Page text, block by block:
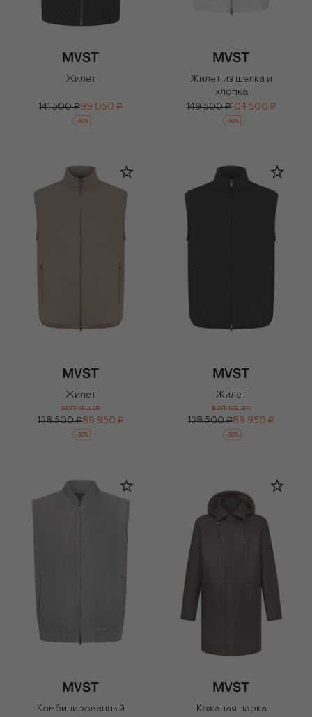
Жилет
141 500 ₽99 050 ₽
-30%
Жилет из шелка и
хлопка
149 500 ₽104 500 ₽
-30%
Жилет
BEST-SELLER
128 500 ₽89 950 ₽
-30%
Жилет
BEST-SELLER
128 500 ₽89 950 ₽
-30%
Комбинированный
Кожаная парка